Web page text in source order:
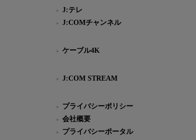
J:テレ
J:COMチャンネル
ケーブル4K
J:COM STREAM
プライバシーポリシー
会社概要
プライバシーポータル